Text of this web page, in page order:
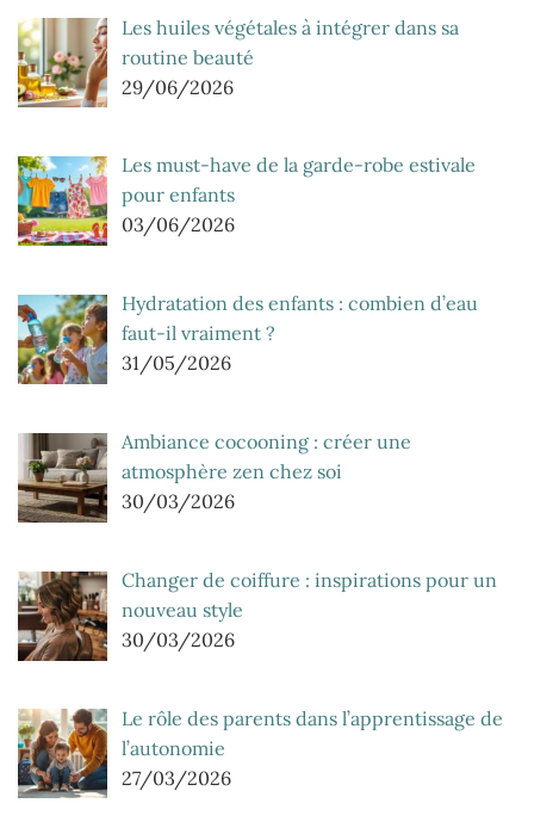
Les huiles végétales à intégrer dans sa
routine beauté
29/06/2026
Les must-have de la garde-robe estivale
pour enfants
03/06/2026
Hydratation des enfants : combien d’eau
faut-il vraiment ?
31/05/2026
Ambiance cocooning : créer une
atmosphère zen chez soi
30/03/2026
Changer de coiffure : inspirations pour un
nouveau style
30/03/2026
Le rôle des parents dans l’apprentissage de
l’autonomie
27/03/2026